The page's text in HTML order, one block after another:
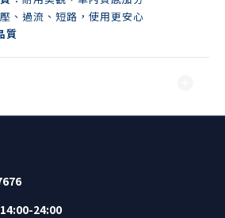
壓、過流、短路，使用更安心
質
24:00